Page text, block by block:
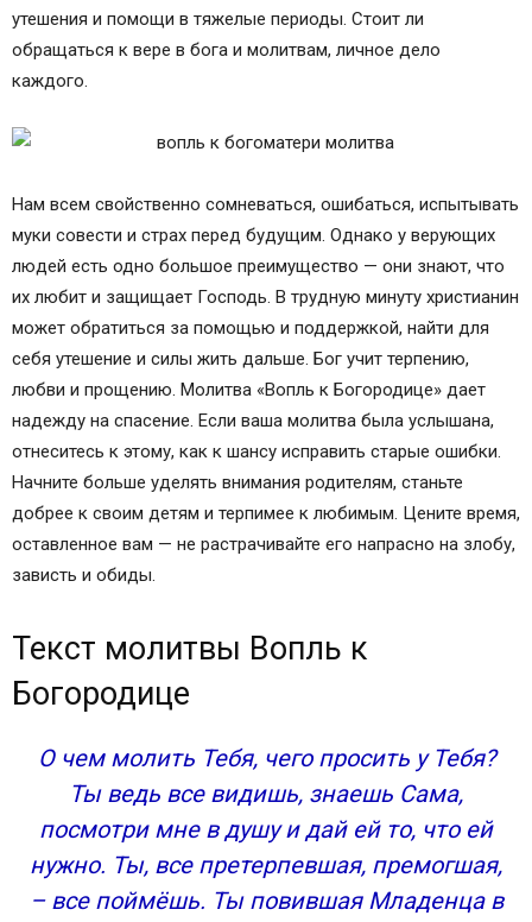
утешения и помощи в тяжелые периоды. Стоит ли
обращаться к вере в бога и молитвам, личное дело
каждого.
Нам всем свойственно сомневаться, ошибаться, испытывать
муки совести и страх перед будущим. Однако у верующих
людей есть одно большое преимущество — они знают, что
их любит и защищает Господь. В трудную минуту христианин
может обратиться за помощью и поддержкой, найти для
себя утешение и силы жить дальше. Бог учит терпению,
любви и прощению. Молитва «Вопль к Богородице» дает
надежду на спасение. Если ваша молитва была услышана,
отнеситесь к этому, как к шансу исправить старые ошибки.
Начните больше уделять внимания родителям, станьте
добрее к своим детям и терпимее к любимым. Цените время,
оставленное вам — не растрачивайте его напрасно на злобу,
зависть и обиды.
Текст молитвы Вопль к
Богородице
О чем молить Тебя, чего просить у Тебя?
Ты ведь все видишь, знаешь Сама,
посмотри мне в душу и дай ей то, что ей
нужно. Ты, все претерпевшая, премогшая,
– все поймёшь. Ты повившая Младенца в